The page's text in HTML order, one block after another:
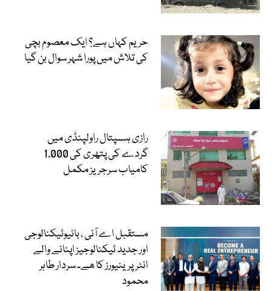
حریم کہاں ہے؟ ایک معصوم بچی
کی تلاش میں پورا شہر سوال بن گیا
رازی ہسپتال راولپنڈی میں
گردے کی پتھری کی 1,000
کامیاب سرجریز مکمل
مستقبل اے آئی ، بائیوٹیکنالوجی
اور جدید ٹیکنالوجیز اپنانے والے
انٹرپرینیورز کا ھے۔ سردار طاہر
محمود